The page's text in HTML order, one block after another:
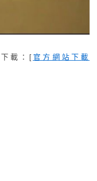
載：[ 官方網站下載